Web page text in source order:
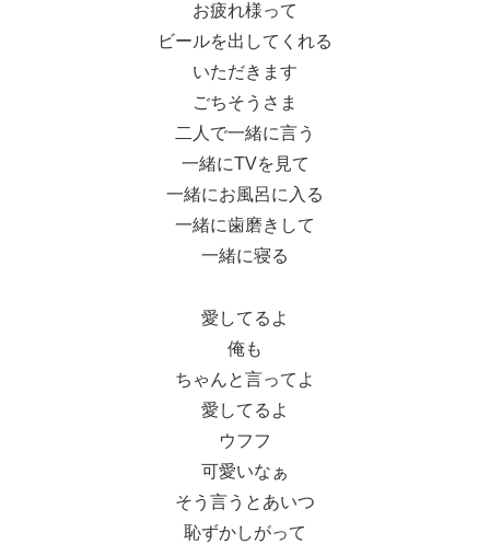
お疲れ様って
ビールを出してくれる
いただきます
ごちそうさま
二人で一緒に言う
一緒にTVを見て
一緒にお風呂に入る
一緒に歯磨きして
一緒に寝る
愛してるよ
俺も
ちゃんと言ってよ
愛してるよ
ウフフ
可愛いなぁ
そう言うとあいつ
恥ずかしがって